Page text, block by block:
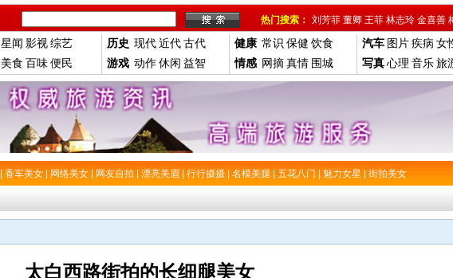
热门搜索： 刘芳菲 董卿 王菲 林志玲 金喜善
星闻 影视综艺
美食 百味便民
历史 现代近代古代
游戏 动作休闲 益智
健康 常识 保健 饮食
情感 网摘真情 围城
汽车 图片疾病 女
写真心理 音乐旅
香车美女 网络美女 网友自拍 漂亮美眉 行行摄摄 名模美腿 五花八门 魅力女星 街拍美女
太白西路街拍的长细腿美女